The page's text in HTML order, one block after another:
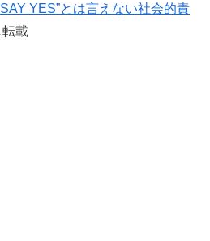
YES”とは言えない社会的責
載